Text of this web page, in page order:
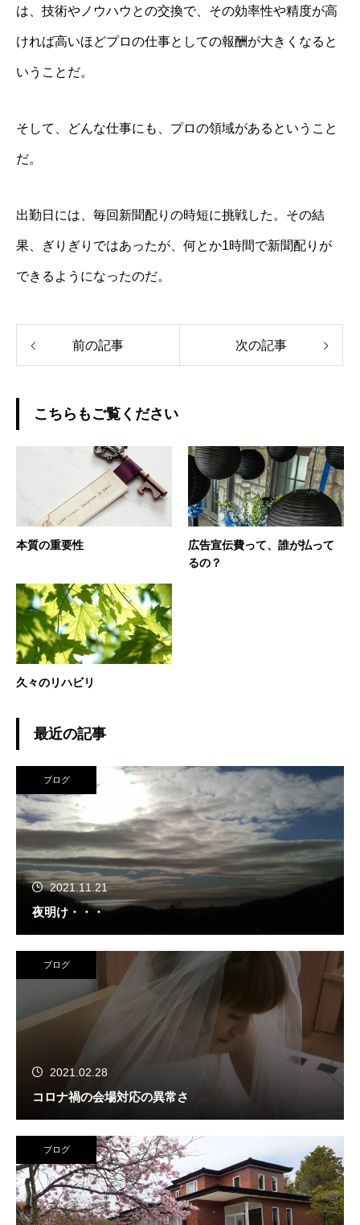
は、技術やノウハウとの交換で、その効率性や精度が高
ければ高いほどプロの仕事としての報酬が大きくなると
いうことだ。
そして、どんな仕事にも、プロの領域があるということ
だ。
出勤日には、毎回新聞配りの時短に挑戦した。その結
果、ぎりぎりではあったが、何とか1時間で新聞配りが
できるようになったのだ。
前の記事 次の記事
こちらもご覧ください
本質の重要性
広告宣伝費って、誰が払って
るの？
久々のリハビリ
最近の記事
ブログ
2021.11.21
夜明け・・・
ブログ
2021.02.28
コロナ禍の会場対応の異常さ
ブログ